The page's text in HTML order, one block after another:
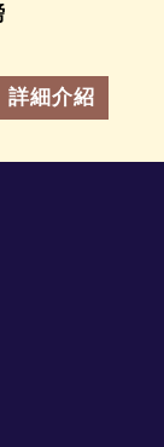
詳細介紹